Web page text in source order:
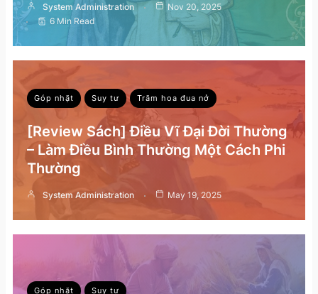
System Administration
Nov 20, 2025
6 Min Read
Góp nhặt Suy tư Trăm hoa đua nở
[Review Sách] Điều Vĩ Đại Đời Thường
– Làm Điều Bình Thường Một Cách Phi
Thường
System Administration May 19, 2025
Góp nhặt Suy tư